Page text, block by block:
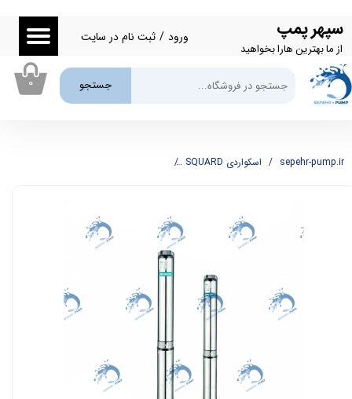
سپهر پمپ
از ما بهترین هارا بخواهید
جستجو
ورود / ثبت نام در سایت
حساب کاربری من
تغییر گذر واژه
سفارشات
۰
sepehr-pump.ir اسکواردی SQUARD